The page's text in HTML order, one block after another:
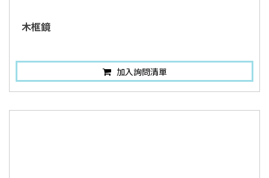
木框鏡
加入詢問清單